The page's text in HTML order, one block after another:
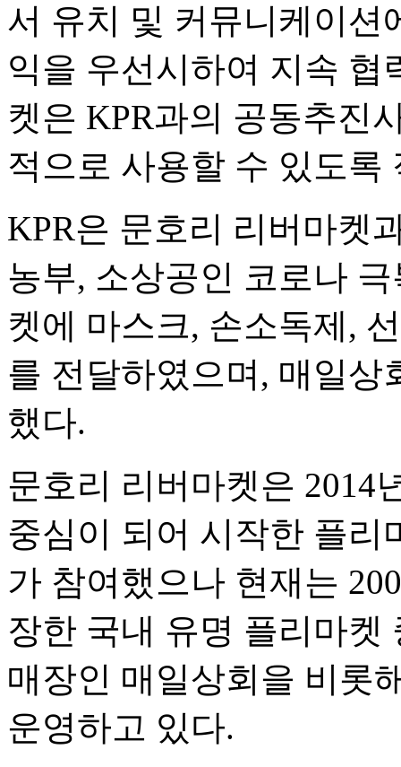
서 유치 및 커뮤니케이션
익을 우선시하여 지속 협
켓은 KPR과의 공동추진
적으로 사용할 수 있도록
KPR은 문호리 리버마켓
농부, 소상공인 코로나
켓에 마스크, 손소독제,
를 전달하였으며, 매일상
했다.
문호리 리버마켓은 2014
중심이 되어 시작한 플리
가 참여했으나 현재는
장한 국내 유명 플리마켓
매장인 매일상회을 비롯
운영하고 있다.